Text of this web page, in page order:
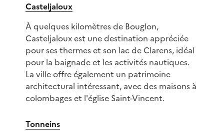
Casteljaloux
À quelques kilomètres de Bouglon,
Casteljaloux est une destination appréciée
pour ses thermes et son lac de Clarens, idéal
pour la baignade et les activités nautiques.
La ville offre également un patrimoine
architectural intéressant, avec des maisons à
colombages et l'église Saint-Vincent.
Tonneins